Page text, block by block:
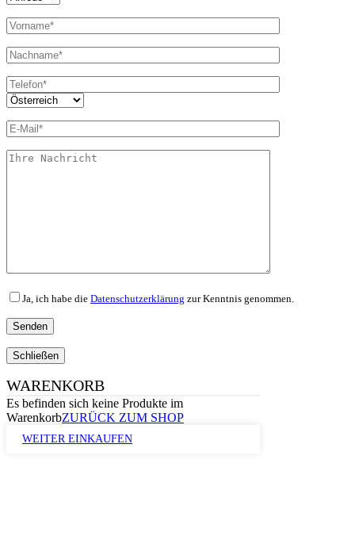
Ja, ich habe die Datenschutzerklärung zur Kenntnis genommen.
Schließen
WARENKORB
Es befinden sich keine Produkte im
WarenkorbZURÜCK ZUM SHOP
WEITER EINKAUFEN